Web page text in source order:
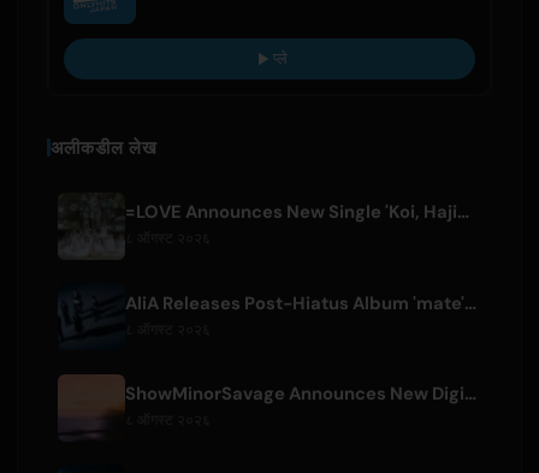
प्ले
अलीकडील लेख
=LOVE Announces New Single 'Koi, Hajimemashita.' and Tokyo Dome Concerts
AliA Releases Post-Hiatus Album 'mate', Announces Tokyo Live
ShowMinorSavage Announces New Digital Single 'Gradation'